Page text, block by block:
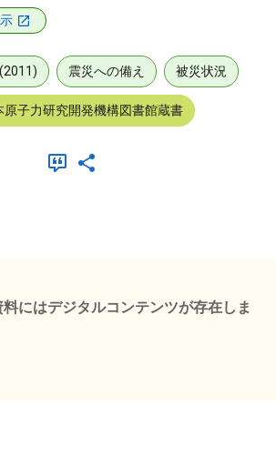
震災への備え 被災状況
原子力研究開発機構図書館蔵書
料にはデジタルコンテンツが存在しま